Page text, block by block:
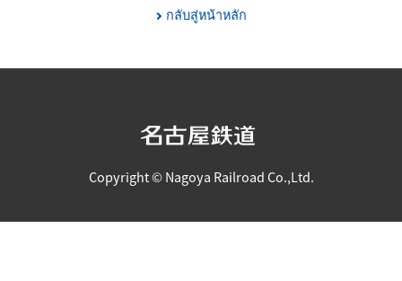
กลับสู่หน้าหลัก
Copyright © Nagoya Railroad Co.,Ltd.